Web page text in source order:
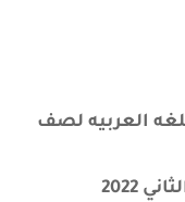
العربيه لصف
2022